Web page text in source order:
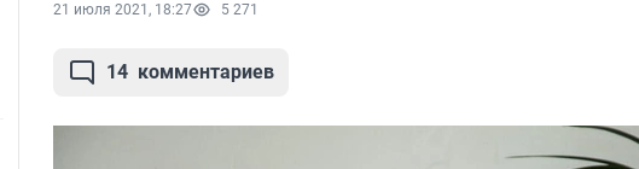
21 июля 2021, 18:27 5 271
14 комментариев